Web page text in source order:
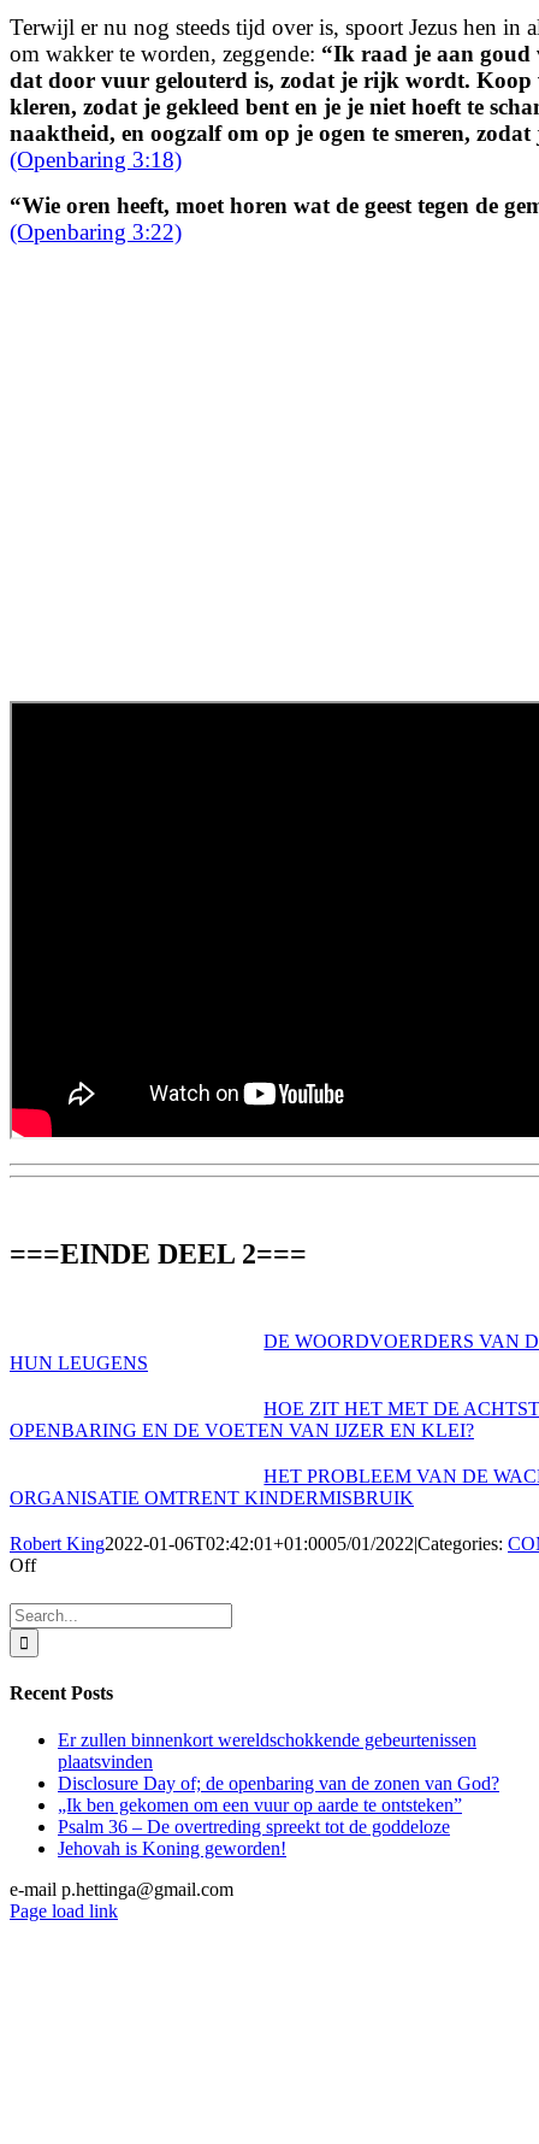
Terwijl er nu nog steeds tijd over is, spoort Jezus hen in
om wakker te worden, zeggende: “Ik raad je aan
dat door vuur gelouterd is, zodat je rijk wordt.
kleren, zodat je gekleed bent en je je niet hoeft te
naaktheid, en oogzalf om op je ogen te smeren,
(Openbaring 3:18)
“Wie oren heeft, moet horen wat de geest tegen de
(Openbaring 3:22)
===EINDE DEEL 2===
DE WOORDVOERDERS VAN
HUN LEUGENS
HOE ZIT HET MET DE
OPENBARING EN DE VOETEN VAN IJZER EN KLEI?
HET PROBLEEM VAN DE
ORGANISATIE OMTRENT KINDERMISBRUIK
Robert King2022-01-06T02:42:01+01:0005/01/2022|Categories:
Offon
ARTIKELEN
DECEMBER
2021
2)
Search
for:
Recent Posts
Er zullen binnenkort wereldschokkende gebeurtenissen
plaatsvinden
Disclosure Day of; de openbaring van de zonen van God?
„Ik ben gekomen om een vuur op aarde te ontsteken”
Psalm 36 – De overtreding spreekt tot de goddeloze
Jehovah is Koning geworden!
e-mail p.hettinga@gmail.com
X
YouTube
Blogger
Facebook
Instagram
SoundCloud
Email
Page load link